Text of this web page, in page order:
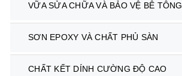
VỮA SỬA CHỮA VÀ BẢO VỆ BÊ TÔNG
SƠN EPOXY VÀ CHẤT PHỦ SÀN
CHẤT KẾT DÍNH CƯỜNG ĐỘ CAO